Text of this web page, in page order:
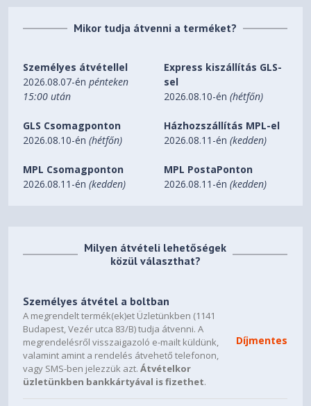
Radiator Support
Front : 120mm/ 240mm/
280mm
Top : 120mm / 240mm
Rear : 120mm
1 x Headphones, 1 x MIC, 1 x
Button, Power Button
Mikor tudja átvenni a terméket?
Személyes átvétellel
2026.08.07-énpénteken
15:00 után
Express kiszállítás GLS-
sel
2026.08.10-én(hétfőn)
GLS Csomagponton
2026.08.10-én(hétfőn)
Házhozszállítás MPL-el
2026.08.11-én(kedden)
MPL Csomagponton
2026.08.11-én(kedden)
MPL PostaPonton
2026.08.11-én(kedden)
Milyen átvételi lehetőségek
közül választhat?
Személyes átvétel a boltban
A megrendelt termék(ek)et Üzletünkben (1141
Budapest, Vezér utca 83/B) tudja átvenni. A
megrendelésről visszaigazoló e-mailt küldünk,
valamint amint a rendelés átvehető telefonon,
vagy SMS-ben jelezzük azt.Átvételkor
üzletünkben bankkártyával is fizethet.
Díjmentes